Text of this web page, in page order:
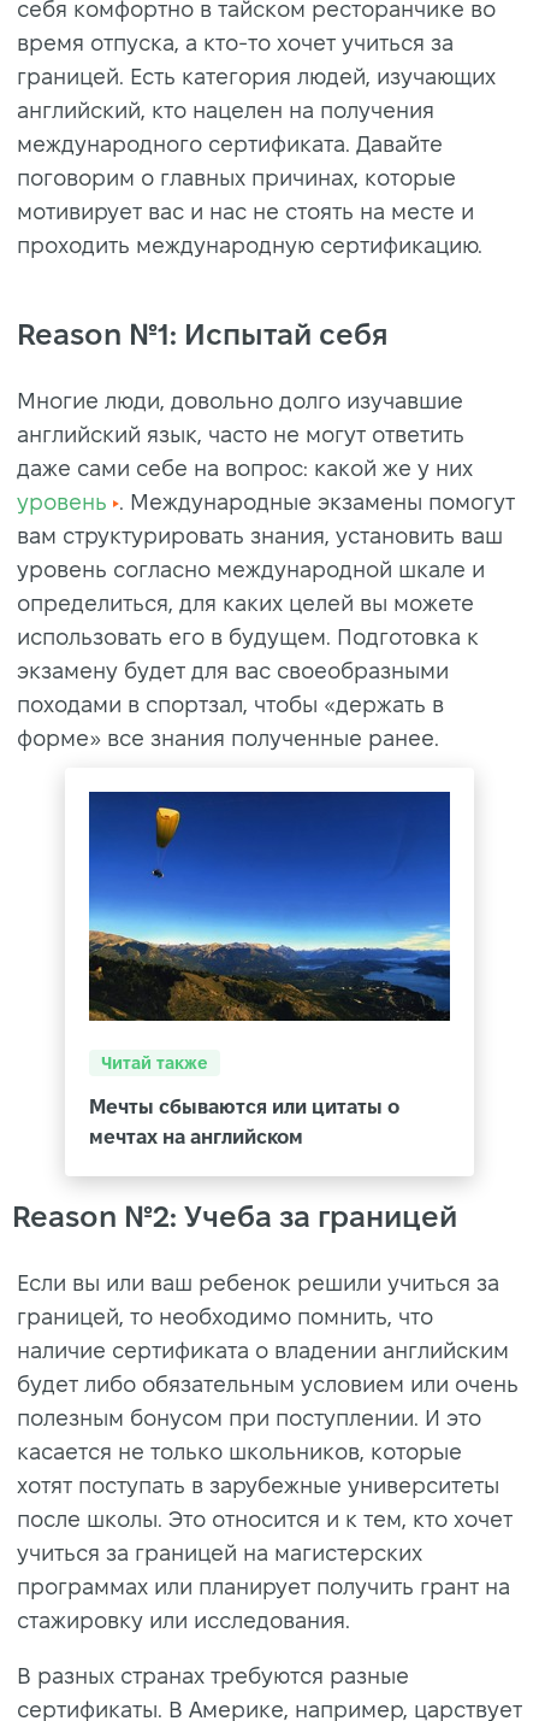
себя комфортно в тайском ресторанчике во
время отпуска, а кто-то хочет учиться за
границей. Есть категория людей, изучающих
английский, кто нацелен на получения
международного сертификата. Давайте
поговорим о главных причинах, которые
мотивирует вас и нас не стоять на месте и
проходить международную сертификацию.
Reason №1: Испытай себя
Многие люди, довольно долго изучавшие
английский язык, часто не могут ответить
даже сами себе на вопрос: какой же у них
уровень
. Международные экзамены помогут
вам структурировать знания, установить ваш
уровень согласно международной шкале и
определиться, для каких целей вы можете
использовать его в будущем. Подготовка к
экзамену будет для вас своеобразными
походами в спортзал, чтобы «держать в
форме» все знания полученные ранее.
Читай также
Мечты сбываются или цитаты о
мечтах на английском
Reason №2: Учеба за границей
Если вы или ваш ребенок решили учиться за
границей, то необходимо помнить, что
наличие сертификата о владении английским
будет либо обязательным условием или очень
полезным бонусом при поступлении. И это
касается не только школьников, которые
хотят поступать в зарубежные университеты
после школы. Это относится и к тем, кто хочет
учиться за границей на магистерских
программах или планирует получить грант на
стажировку или исследования.
В разных странах требуются разные
сертификаты. В Америке, например, царствует